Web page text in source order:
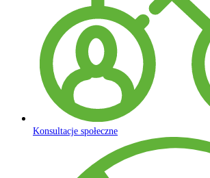
Konsultacje społeczne